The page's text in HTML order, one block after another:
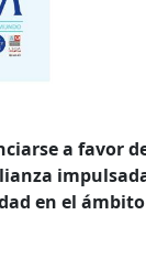
a favor
en el ámbito